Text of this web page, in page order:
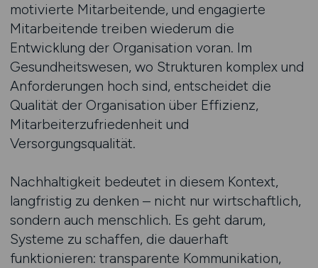
motivierte Mitarbeitende, und engagierte
Mitarbeitende treiben wiederum die
Entwicklung der Organisation voran. Im
Gesundheitswesen, wo Strukturen komplex und
Anforderungen hoch sind, entscheidet die
Qualität der Organisation über Effizienz,
Mitarbeiterzufriedenheit und
Versorgungsqualität.
Nachhaltigkeit bedeutet in diesem Kontext,
langfristig zu denken – nicht nur wirtschaftlich,
sondern auch menschlich. Es geht darum,
Systeme zu schaffen, die dauerhaft
funktionieren: transparente Kommunikation,